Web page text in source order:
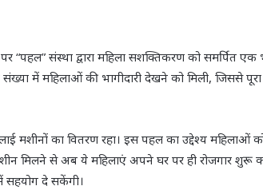
“पहल” संस्था द्वारा महिला सशक्तिकरण को समर्पित
में महिलाओं की भागीदारी देखने को मिली, जिससे पूरा
मशीनों का वितरण रहा। इस पहल का उद्देश्य महिलाओं
मिलने से अब ये महिलाएं अपने घर पर ही रोजगार
सहयोग दे सकेंगी।